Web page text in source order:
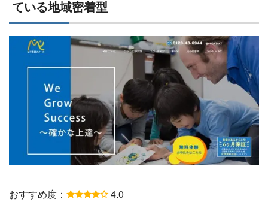
ている地域密着型
おすすめ度： 4.0